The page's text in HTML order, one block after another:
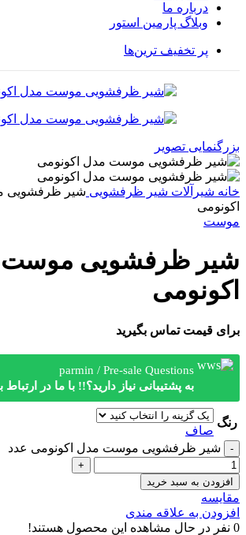
درباره ما
وبلاگ پارمین استور
پر تخفیف ترین‌ها
بزرگنمایی تصویر
خانه شیرآلات شیر ظرفشویی شیر ظرفشویی
اکونومی
موست
شیر ظرفشویی
اکونومی
برای قیمت تماس بگیرید
parmin / Pre-sale Questions
به پشتیبانی نیاز دارید؟!! با ما در ارتباط
رنگ
صاف
شیر ظرفشویی موست مدل اکونومی عدد
افزودن به سبد خرید
مقایسه
افزودن به علاقه مندی
0 نفر در حال مشاهده این محصول هستند!